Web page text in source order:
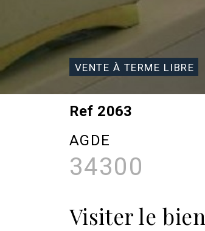
VENTE À TERME LIBRE
Ref 2063
AGDE
34300
Visiter le bien